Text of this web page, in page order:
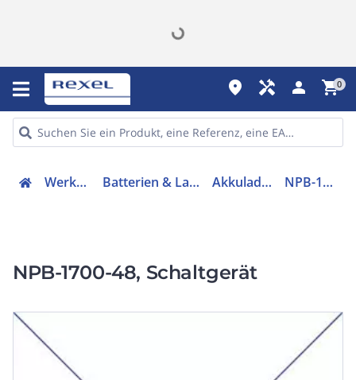
place handyman person shopping_cart0
Werkzeuge Batterien & Ladegeräte Akkuladegerät NPB-1700-48
NPB-1700-48, Schaltgerät